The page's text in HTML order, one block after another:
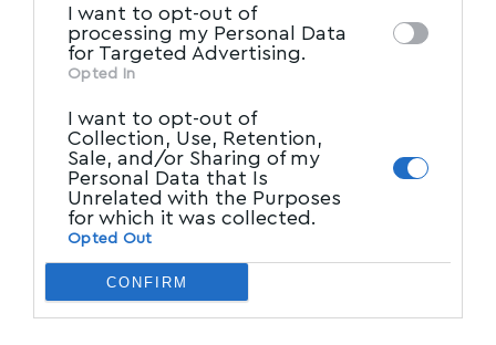
I want to opt-out of
processing my Personal Data
for Targeted Advertising.
Opted In
I want to opt-out of
Collection, Use, Retention,
Sale, and/or Sharing of my
Personal Data that Is
Unrelated with the Purposes
for which it was collected.
Opted Out
CONFIRM